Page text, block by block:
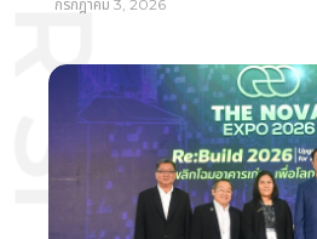
กรกฎาคม 3, 2026